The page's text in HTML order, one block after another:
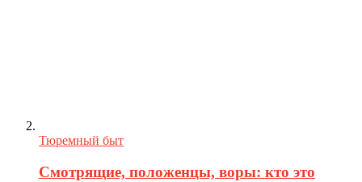
Тюремный быт
Смотрящие, положенцы, воры: кто это